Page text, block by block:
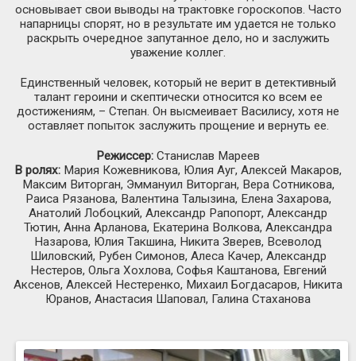
основывает свои выводы на трактовке гороскопов. Часто
напарницы спорят, но в результате им удается не только
раскрыть очередное запутанное дело, но и заслужить
уважение коллег.
Единственный человек, который не верит в детективный
талант героини и скептически относится ко всем ее
достижениям, – Степан. Он высмеивает Василису, хотя не
оставляет попыток заслужить прощение и вернуть ее.
Режиссер: Станислав Мареев
В ролях: Мария Кожевникова, Юлия Ауг, Алексей Макаров,
Максим Виторган, Эммануил Виторган, Вера Сотникова,
Раиса Рязанова, Валентина Талызина, Елена Захарова,
Анатолий Лобоцкий, Александр Рапопорт, Александр
Тютин, Анна Арланова, Екатерина Волкова, Александра
Назарова, Юлия Такшина, Никита Зверев, Всеволод
Шиловский, Рубен Симонов, Алеса Качер, Александр
Нестеров, Ольга Хохлова, Софья Каштанова, Евгений
Аксенов, Алексей Нестеренко, Михаил Богдасаров, Никита
Юранов, Анастасия Шаповал, Галина Стаханова